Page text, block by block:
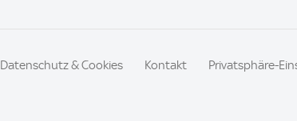
Datenschutz & Cookies Kontakt Privatsphäre-